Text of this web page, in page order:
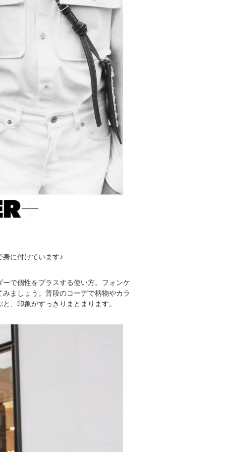
に付けています♪
で個性をプラスする使い方。フォンケ
ましょう。普段のコーデで柄物やカラ
、印象がすっきりまとまります。